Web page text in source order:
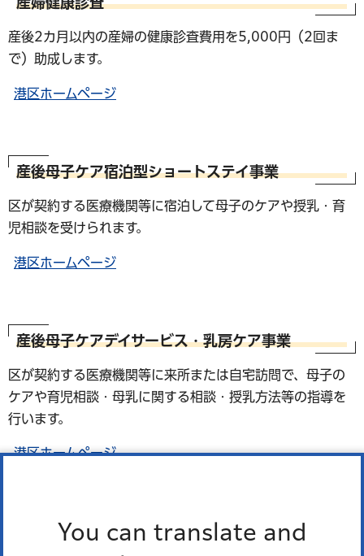
You can translate and
産後2カ月以内の産婦の健康診査費用を5,000円（2回ま
で）助成します。
港区ホームページ
産後母子ケア宿泊型ショートステイ事業
区が契約する医療機関等に宿泊して母子のケアや授乳・育
児相談を受けられます。
港区ホームページ
産後母子ケアデイサービス・乳房ケア事業
区が契約する医療機関等に来所または自宅訪問で、母子の
ケアや育児相談・母乳に関する相談・授乳方法等の指導を
行います。
港区ホームページ
乳児健康診査